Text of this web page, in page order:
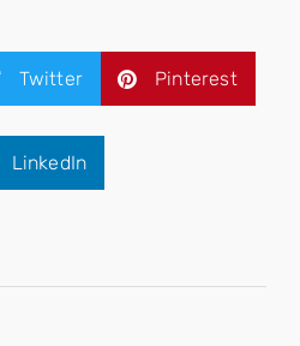
Twitter Pinterest
LinkedIn